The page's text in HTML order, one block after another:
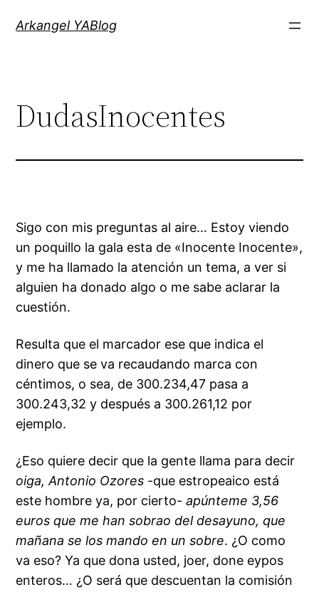
Arkangel YABlog
DudasInocentes
Sigo con mis preguntas al aire… Estoy viendo
un poquillo la gala esta de «Inocente Inocente»,
y me ha llamado la atención un tema, a ver si
alguien ha donado algo o me sabe aclarar la
cuestión.
Resulta que el marcador ese que indica el
dinero que se va recaudando marca con
céntimos, o sea, de 300.234,47 pasa a
300.243,32 y después a 300.261,12 por
ejemplo.
¿Eso quiere decir que la gente llama para decir
oiga, Antonio Ozores -que estropeaico está
este hombre ya, por cierto-apúnteme 3,56
euros que me han sobrao del desayuno, que
mañana se los mando en un sobre. ¿O como
va eso? Ya que dona usted, joer, done eypos
enteros… ¿O será que descuentan la comisión